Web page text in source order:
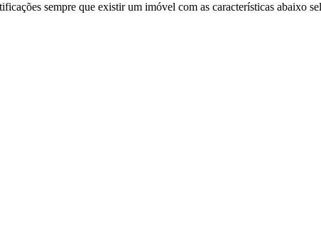
sempre que existir um imóvel com as características abaixo